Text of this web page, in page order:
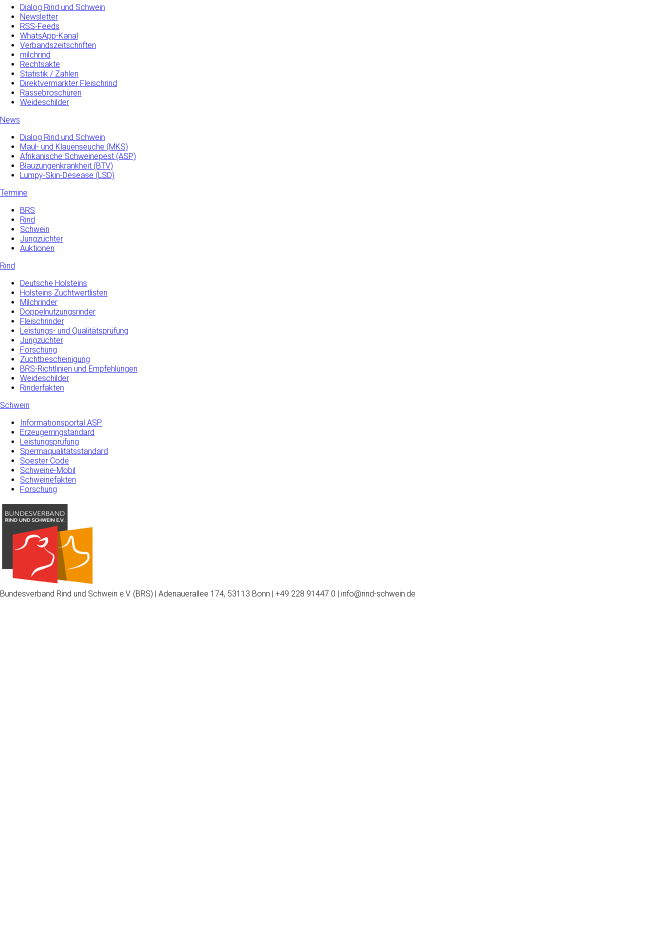
Dialog Rind und Schwein
Newsletter
RSS-Feeds
WhatsApp-Kanal
Verbandszeitschriften
milchrind
Rechtsakte
Statistik / Zahlen
Direktvermarkter Fleischrind
Rassebroschüren
Weideschilder
News
Dialog Rind und Schwein
Maul- und­ Klauenseuche­ (MKS)
Afrikanische Schweinepest (ASP)
Blauzungenkrankheit (BTV)
Lumpy-Skin-Desease (LSD)
Termine
BRS
Rind
Schwein
Jungzüchter
Auktionen
Rind
Deutsche Holsteins
Holsteins Zuchtwertlisten
Milchrinder
Doppelnutzungsrinder
Fleischrinder
Leistungs- und Qualitätsprüfung
Jungzüchter
Forschung
Zuchtbescheinigung
BRS-Richtlinien und Empfehlungen
Weideschilder
Rinderfakten
Schwein
Informationsportal ASP
Erzeugerringstandard
Leistungsprüfung
Spermaqualitätsstandard
Soester Code
Schweine-Mobil
Schweinefakten
Forschung
Bundesverband Rind und Schwein e.V. (BRS) | Adenauerallee 174, 53113 Bonn | +49 228 91447 0 | info@rind-schwein.de